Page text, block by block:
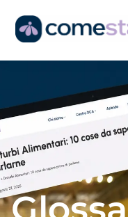
Home »Glossario